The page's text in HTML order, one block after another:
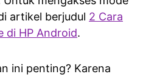
artikel berjudul 2 Cara
di HP Android.
ini penting? Karena